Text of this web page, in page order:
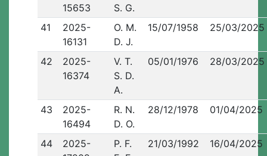
15653
S. G.
41
2025-
16131
O. M.
D. J.
15/07/1958 25/03/2025
42
2025-
16374
V. T.
S. D.
A.
05/01/1976 28/03/2025
43
2025-
16494
R. N.
D. O.
28/12/1978 01/04/2025
44
2025-
P. F.
21/03/1992 16/04/2025